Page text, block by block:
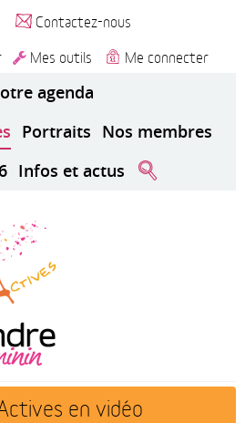
Contactez-nous
Mes outils Me connecter
agenda
Portraits Nos membres
Infos et actus
en vidéo